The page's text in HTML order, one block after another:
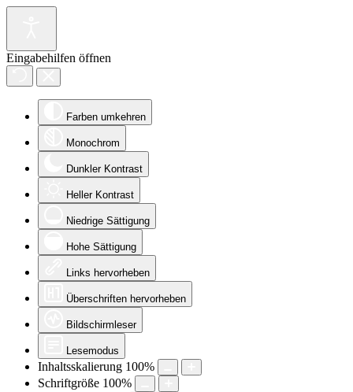
Eingabehilfen öffnen
Farben umkehren
Monochrom
Dunkler Kontrast
Heller Kontrast
Niedrige Sättigung
Hohe Sättigung
Links hervorheben
Überschriften hervorheben
Bildschirmleser
Lesemodus
Inhaltsskalierung 100%
Schriftgröße 100%